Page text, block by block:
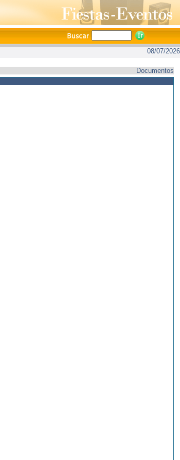
08/07/2026
Documentos